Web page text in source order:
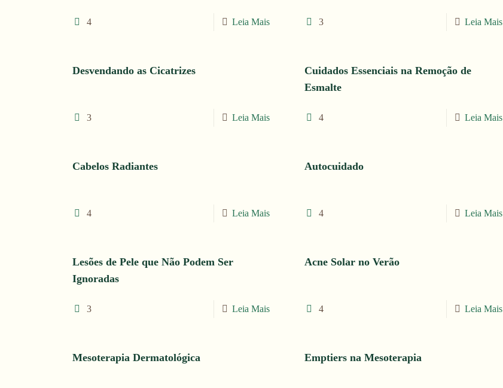
4 Leia Mais 3 Leia Mais
Desvendando as Cicatrizes
3 Leia Mais
Cuidados Essenciais na Remoção de
Esmalte
4 Leia Mais
Cabelos Radiantes
4 Leia Mais
Autocuidado
4 Leia Mais
Lesões de Pele que Não Podem Ser
Ignoradas
3 Leia Mais
Acne Solar no Verão
4 Leia Mais
Mesoterapia Dermatológica Emptiers na Mesoterapia